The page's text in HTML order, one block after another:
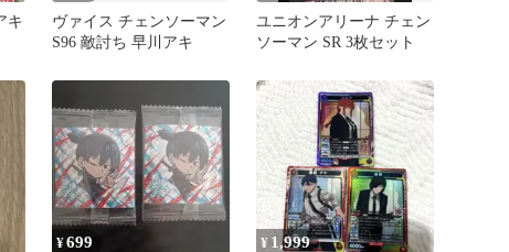
キ
ヴァイス チェンソーマン
S96 敵討ち 早川アキ
ユニオンアリーナ チェン
ソーマン SR 3枚セット
¥699 ¥ 1,999